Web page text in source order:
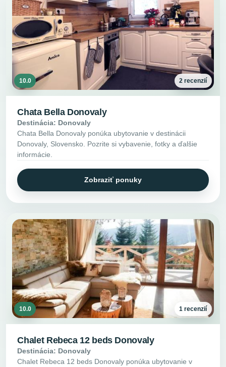
10.0 2 recenzií
Chata Bella Donovaly
Destinácia: Donovaly
Chata Bella Donovaly ponúka ubytovanie v destinácii
Donovaly, Slovensko. Pozrite si vybavenie, fotky a ďalšie
informácie.
Zobraziť ponuky
10.0 1 recenzií
Chalet Rebeca 12 beds Donovaly
Destinácia: Donovaly
Chalet Rebeca 12 beds Donovaly ponúka ubytovanie v